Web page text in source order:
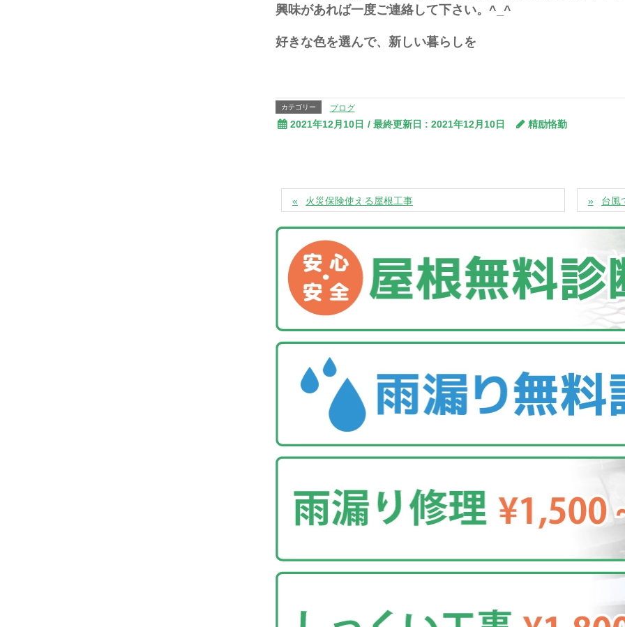
興味があれば一度ご連絡して下さい。^_^
好きな色を選んで、新しい暮らしを
カテゴリー ブログ
2021年12月10日 / 最終更新日 : 2021年12月10日 精励恪勤
火災保険使える屋根工事 台風